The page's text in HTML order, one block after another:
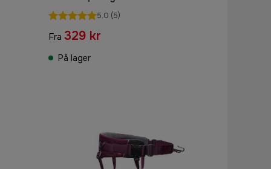
5.0 (5)
Fra 329 kr
På lager